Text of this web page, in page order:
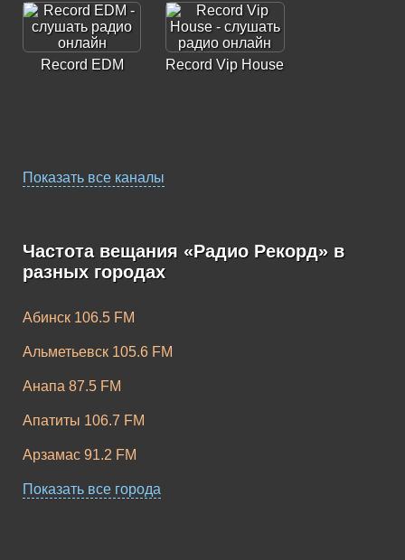
Record EDM Record Vip House
Dancecore
Record Breaks
Показать все каналы
Частота вещания «Радио Рекорд» в
разных городах
Абинск 106.5 FM
Альметьевск 105.6 FM
Анапа 87.5 FM
Апатиты 106.7 FM
Арзамас 91.2 FM
Армавир 98.9 FM
Показать все города